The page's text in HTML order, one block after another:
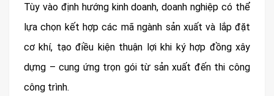
Tùy vào định hướng kinh doanh, doanh nghiệp có thể
lựa chọn kết hợp các mã ngành sản xuất và lắp đặt
cơ khí, tạo điều kiện thuận lợi khi ký hợp đồng xây
dựng – cung ứng trọn gói từ sản xuất đến thi công
công trình.